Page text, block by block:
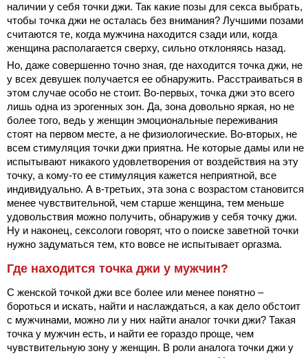
наличии у себя точки джи. Так какие позы для секса выбрать,
чтобы точка джи не осталась без внимания? Лучшими позами
считаются те, когда мужчина находится сзади или, когда
женщина располагается сверху, сильно отклоняясь назад.
Но, даже совершенно точно зная, где находится точка джи, не
у всех девушек получается ее обнаружить. Расстраиваться в
этом случае особо не стоит. Во-первых, точка джи это всего
лишь одна из эрогенных зон. Да, зона довольно яркая, но не
более того, ведь у женщин эмоциональные переживания
стоят на первом месте, а не физиологические. Во-вторых, не
всем стимуляция точки джи приятна. Не которые дамы или не
испытывают никакого удовлетворения от воздействия на эту
точку, а кому-то ее стимуляция кажется неприятной, все
индивидуально. А в-третьих, эта зона с возрастом становится
менее чувствительной, чем старше женщина, тем меньше
удовольствия можно получить, обнаружив у себя точку джи.
Ну и наконец, сексологи говорят, что о поиске заветной точки
нужно задуматься тем, кто вовсе не испытывает оргазма.
Где находится точка джи у мужчин?
С женской точкой джи все более или менее понятно –
бороться и искать, найти и наслаждаться, а как дело обстоит
с мужчинами, можно ли у них найти аналог точки джи? Такая
точка у мужчин есть, и найти ее гораздо проще, чем
чувствительную зону у женщин. В роли аналога точки джи у